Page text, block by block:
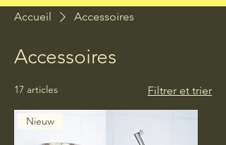
Accueil Accessoires
Accessoires
17 articles Filtrer et trier
Nieuw